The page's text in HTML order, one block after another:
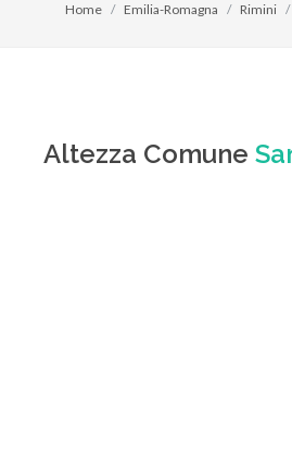
Home Emilia-Romagna Rimini
Altezza Comune